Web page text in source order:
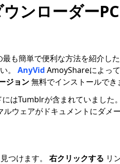
ンローダー
も簡単で便利な方法を紹介し
。 AnyVid AmoyShareによっ
ジョン無料でインストールでき
はTumblrが含まれていました
ルウェアがドキュメントにダメ
つけます。 右クリックする リ